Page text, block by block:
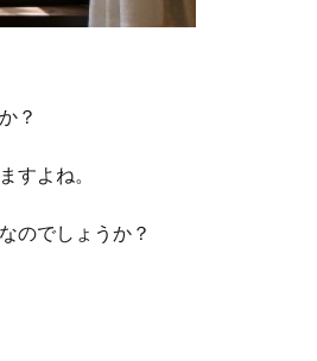
？
すよね。
のでしょうか？